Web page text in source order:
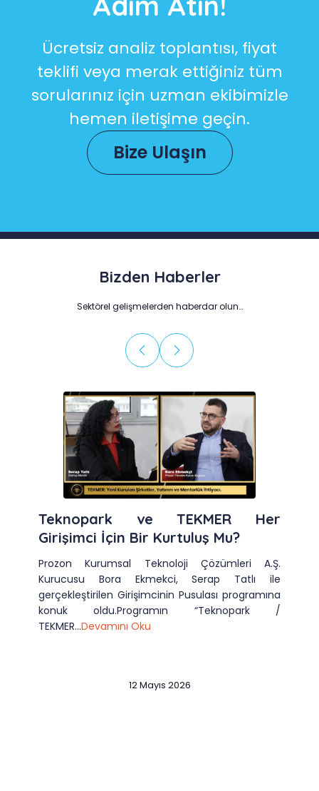
Ücretsiz analiz toplantısı, fiyat
teklifi veya merak ettiğiniz tüm
sorularınız için uzman ekibimizle
hemen iletişime geçin.
Bize Ulaşın
Bizden Haberler
Sektörel gelişmelerden haberdar olun…
Teknopark ve TEKMER Her
Girişimci İçin Bir Kurtuluş Mu?
Prozon Kurumsal Teknoloji Çözümleri A.Ş.
Kurucusu Bora Ekmekci, Serap Tatlı ile
gerçekleştirilen Girişimcinin Pusulası programına
konuk oldu.Programın “Teknopark /
TEKMER...Devamını Oku
12 Mayıs 2026